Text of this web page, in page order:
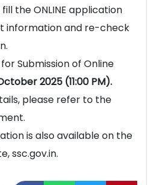
the ONLINE application
information and re-check
Submission of Online
2025 (11:00 PM).
please refer to the
is also available on the
ssc.gov.in.